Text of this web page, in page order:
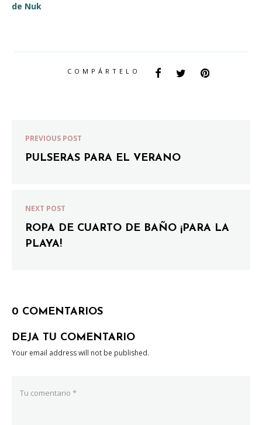
de Nuk
COMPÁRTELO
PREVIOUS POST
PULSERAS PARA EL VERANO
NEXT POST
ROPA DE CUARTO DE BAÑO ¡PARA LA
PLAYA!
0 COMENTARIOS
DEJA TU COMENTARIO
Your email address will not be published.